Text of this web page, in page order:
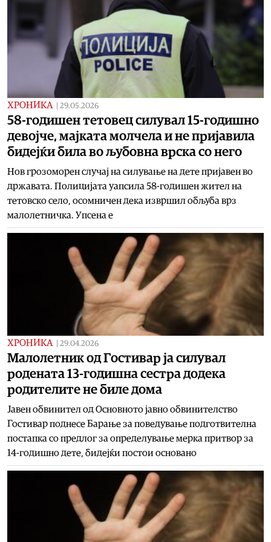
ХРОНИКА 29.05.2026
58-годишен тетовец силувал 15-годишно
девојче, мајката молчела и не пријавила
бидејќи била во љубовна врска со него
Нов грозоморен случај на силување на дете пријавен во
државата. Полицијата уапсила 58-годишен жител на
тетовско село, осомничен дека извршил обљуба врз
малолетничка. Упсена е
ХРОНИКА 29.04.2026
Малолетник од Гостивар ја силувал
родената 13-годишна сестра додека
родителите не биле дома
Јавен обвинител од Основното јавно обвинителство
Гостивар поднесе Барање за поведување подготвителна
постапка со предлог за определување мерка притвор за
14-годишно дете, бидејќи постои основано